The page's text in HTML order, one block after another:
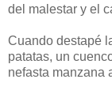
del malestar y el
Cuando destapé
patatas, un
nefasta manzana